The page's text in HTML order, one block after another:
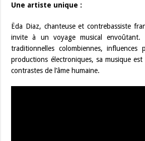
Une artiste unique :
Ëda Diaz, chanteuse et contrebassiste
invite à un voyage musical envoûtant.
traditionnelles colombiennes, influences
productions électroniques, sa musique
contrastes de l’âme humaine.